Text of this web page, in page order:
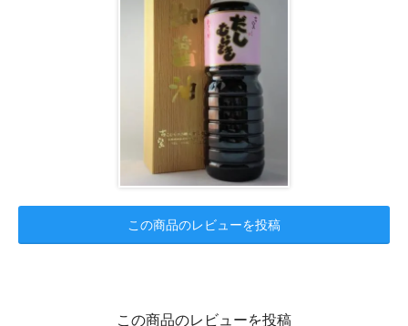
この商品のレビューを投稿
この商品のレビューを投稿